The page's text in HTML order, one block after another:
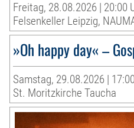
Freitag, 28.08.2026 | 20:00
Felsenkeller Leipzig,
»Oh happy day« –
Samstag, 29.08.2026 |
St. Moritzkirche Taucha